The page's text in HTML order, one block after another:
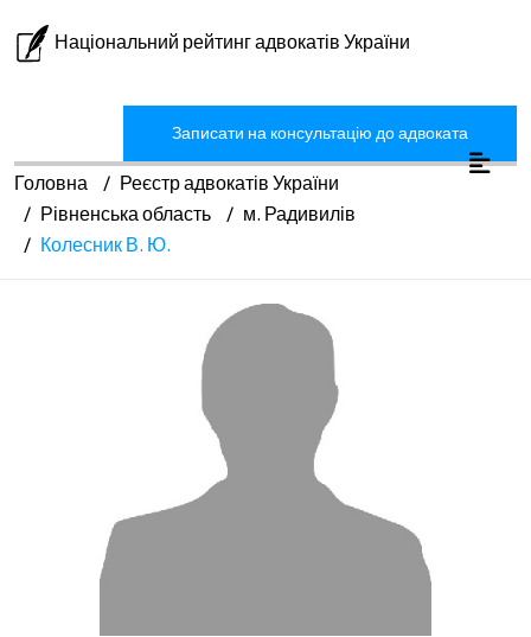
Національний рейтинг адвокатів України
Записати на консультацію до адвоката
Головна
Реєстр адвокатів України
Рівненська область
м. Радивилів
Колесник В. Ю.